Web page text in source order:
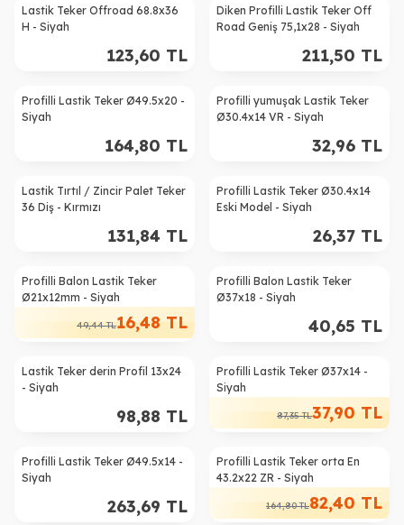
Lastik Teker Offroad 68.8x36
H - Siyah
123,60 TL
Diken Profilli Lastik Teker Off
Road Geniş 75,1x28 - Siyah
211,50 TL
Profilli Lastik Teker Ø49.5x20 -
Siyah
164,80 TL
Profilli yumuşak Lastik Teker
Ø30.4x14 VR - Siyah
32,96 TL
Lastik Tırtıl / Zincir Palet Teker
36 Diş - Kırmızı
131,84 TL
Profilli Lastik Teker Ø30.4x14
Eski Model - Siyah
26,37 TL
%67
Profilli Balon Lastik Teker
Ø21x12mm - Siyah
49,44TL16,48 TL
Profilli Balon Lastik Teker
Ø37x18 - Siyah
40,65 TL
Lastik Teker derin Profil 13x24
- Siyah
98,88 TL
%57
Profilli Lastik Teker Ø37x14 -
Siyah
87,35TL37,90 TL
Profilli Lastik Teker Ø49.5x14 -
Siyah
263,69 TL
%50
Profilli Lastik Teker orta En
43.2x22 ZR - Siyah
164,80TL82,40 TL